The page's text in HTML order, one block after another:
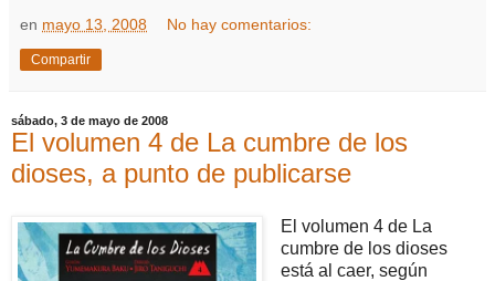
en mayo 13, 2008 No hay comentarios:
Compartir
sábado, 3 de mayo de 2008
El volumen 4 de La cumbre de los
dioses, a punto de publicarse
El volumen 4 de La
cumbre de los dioses
está al caer, según